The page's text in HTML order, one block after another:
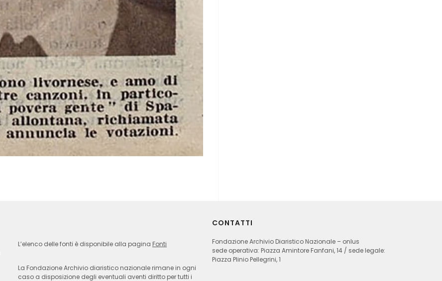
L’elenco delle fonti è disponibile alla pagina Fonti
La Fondazione Archivio diaristico nazionale rimane in ogni
caso a disposizione degli eventuali aventi diritto per tutti i
CONTATTI
Fondazione Archivio Diaristico Nazionale – onlus
sede operativa: Piazza Amintore Fanfani, 14 / sede legale:
Piazza Plinio Pellegrini, 1